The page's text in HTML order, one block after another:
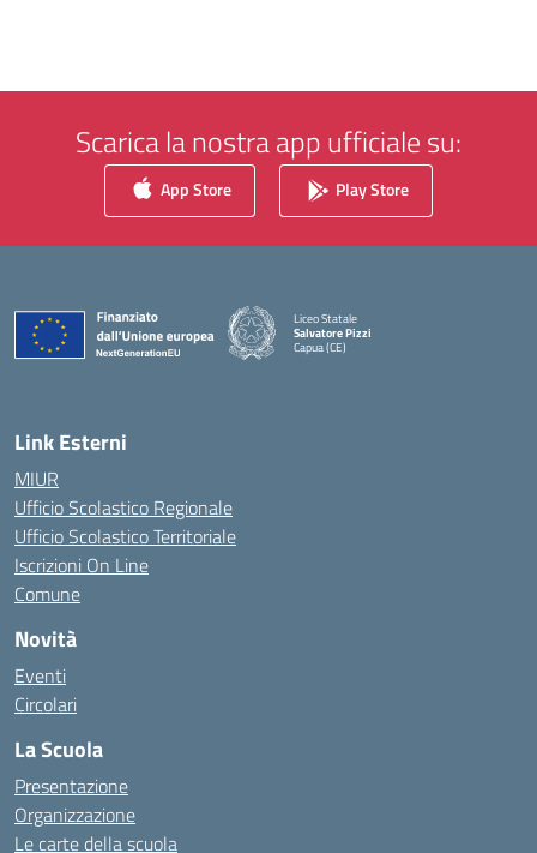
Scarica la nostra app ufficiale su:
App Store Play Store
Liceo Statale
Salvatore Pizzi
Capua (CE)
— Visita la pagina iniziale della scuola
Link Esterni
MIUR
Ufficio Scolastico Regionale
Ufficio Scolastico Territoriale
Iscrizioni On Line
Comune
Novità
Eventi
Circolari
La Scuola
Presentazione
Organizzazione
Le carte della scuola